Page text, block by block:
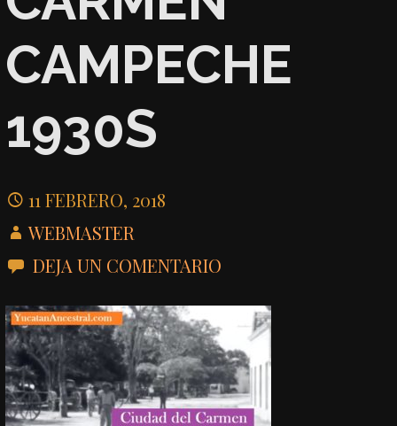
CAMPECHE
1930S
11 FEBRERO, 2018
WEBMASTER
DEJA UN COMENTARIO